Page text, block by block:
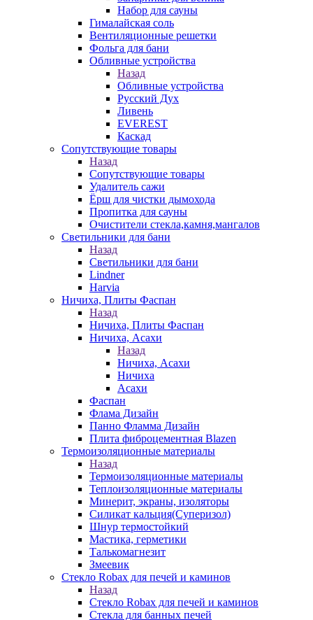
Набор для сауны
Гималайская соль
Вентиляционные решетки
Фольга для бани
Обливные устройства
Назад
Обливные устройства
Русский Дух
Ливень
EVEREST
Каскад
Сопутствующие товары
Назад
Сопутствующие товары
Удалитель сажи
Ёрш для чистки дымохода
Пропитка для сауны
Очистители стекла,камня,мангалов
Светильники для бани
Назад
Светильники для бани
Lindner
Harvia
Ничиха, Плиты Фаспан
Назад
Ничиха, Плиты Фаспан
Ничиха, Асахи
Назад
Ничиха, Асахи
Ничиха
Асахи
Фаспан
Флама Дизайн
Панно Фламма Дизайн
Плита фиброцементная Blazen
Термоизоляционные материалы
Назад
Термоизоляционные материалы
Теплоизоляционные материалы
Минерит, экраны, изоляторы
Силикат кальция(Суперизол)
Шнур термостойкий
Мастика, герметики
Талькомагнезит
Змеевик
Стекло Robax для печей и каминов
Назад
Стекло Robax для печей и каминов
Стекла для банных печей